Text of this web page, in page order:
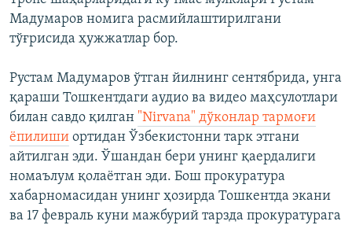
Мадумаров номига расмийлаштирилгани
тўғрисида ҳужжатлар бор.
Рустам Мадумаров ўтган йилнинг сентябрида, унга
қараши Тошкентдаги аудио ва видео маҳсулотлари
билан савдо қилган "Nirvana" дўконлар тармоғи
ёпилиши ортидан Ўзбекистонни тарк этгани
айтилган эди. Ўшандан бери унинг қаердалиги
номаълум қолаётган эди. Бош прокуратура
хабарномасидан унинг ҳозирда Тошкентда экани
ва 17 февраль куни мажбурий тарзда прокуратурага